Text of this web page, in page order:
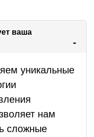
ваша
уникальные
нам
сложные